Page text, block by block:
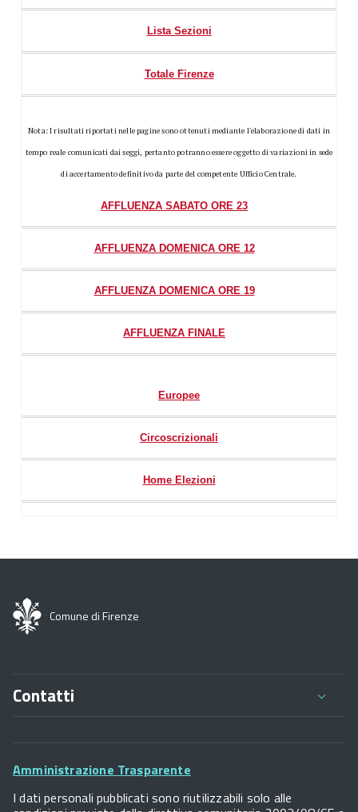
Lista Sezioni
Totale Firenze
Nota: I risultati riportati nelle pagine sono ottenuti mediante l'elaborazione di dati in
tempo reale comunicati dai seggi, pertanto potranno essere oggetto di variazioni in sede
di accertamento definitivo da parte del competente Ufficio Centrale.
AFFLUENZA SABATO ORE 23
AFFLUENZA DOMENICA ORE 12
AFFLUENZA DOMENICA ORE 19
AFFLUENZA FINALE
Europee
Circoscrizionali
Home Elezioni
Comune di Firenze
Contatti
Palazzo Vecchio
P.IVA 01307110484
Footer
Amministrazione Trasparente
I dati personali pubblicati sono riutilizzabili solo alle